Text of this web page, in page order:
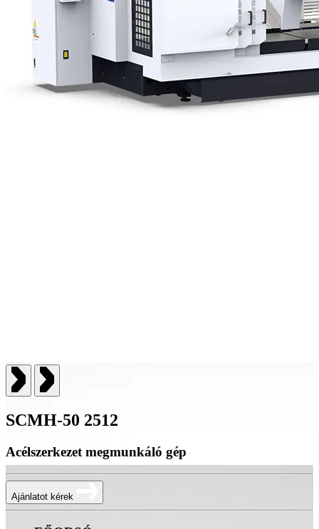
SCMH-50 2512
Acélszerkezet megmunkáló gép
Ajánlatot kérek